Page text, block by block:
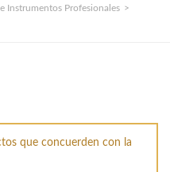
Instrumentos Profesionales
que concuerden con la